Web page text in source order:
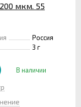
мкм. 55
Россия
3 г
В наличии